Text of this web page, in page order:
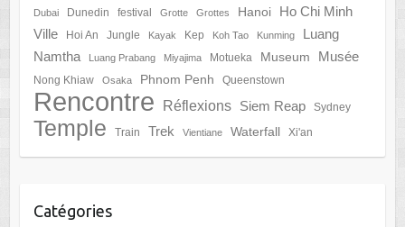
Dubai Dunedin festival Grotte Grottes Hanoi
Ho Chi Minh
Ville
Hoi An Jungle Kayak Kep Koh Tao Kunming
Luang
Namtha
Luang Prabang Miyajima Motueka Museum Musée
Nong Khiaw Osaka Phnom Penh Queenstown
Rencontre Réflexions Siem Reap Sydney
Temple Train Trek Vientiane Waterfall Xi'an
Catégories